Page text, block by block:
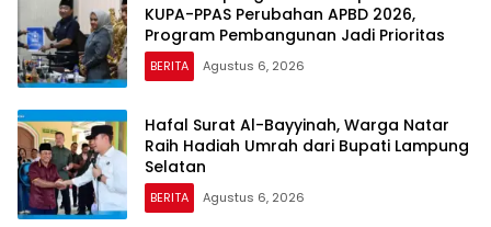
KUPA-PPAS Perubahan APBD 2026,
Program Pembangunan Jadi Prioritas
BERITA Agustus 6, 2026
Hafal Surat Al-Bayyinah, Warga Natar
Raih Hadiah Umrah dari Bupati Lampung
Selatan
BERITA Agustus 6, 2026